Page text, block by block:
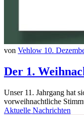
von Vehlow 10.
Der 1.
Unser 11. Jahrgang hat
vorweihnachtliche
Aktuelle Nachrichten